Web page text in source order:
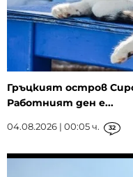
Гръцкият остров
Работният ден е...
04.08.2026 | 00:05 ч. 32